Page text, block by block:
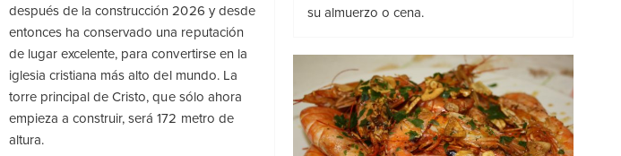
después de la construcción 2026 y desde
entonces ha conservado una reputación
de lugar excelente, para convertirse en la
iglesia cristiana más alto del mundo. La
torre principal de Cristo, que sólo ahora
empieza a construir, será 172 metro de
altura.
su almuerzo o cena.